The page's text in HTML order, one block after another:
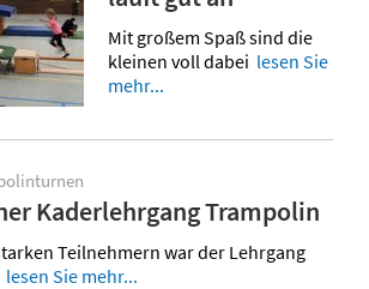
Mit großem Spaß sind die
kleinen voll dabei lesen Sie
mehr...
Kaderlehrgang Trampolin
Teilnehmern war der Lehrgang
lesen Sie mehr...